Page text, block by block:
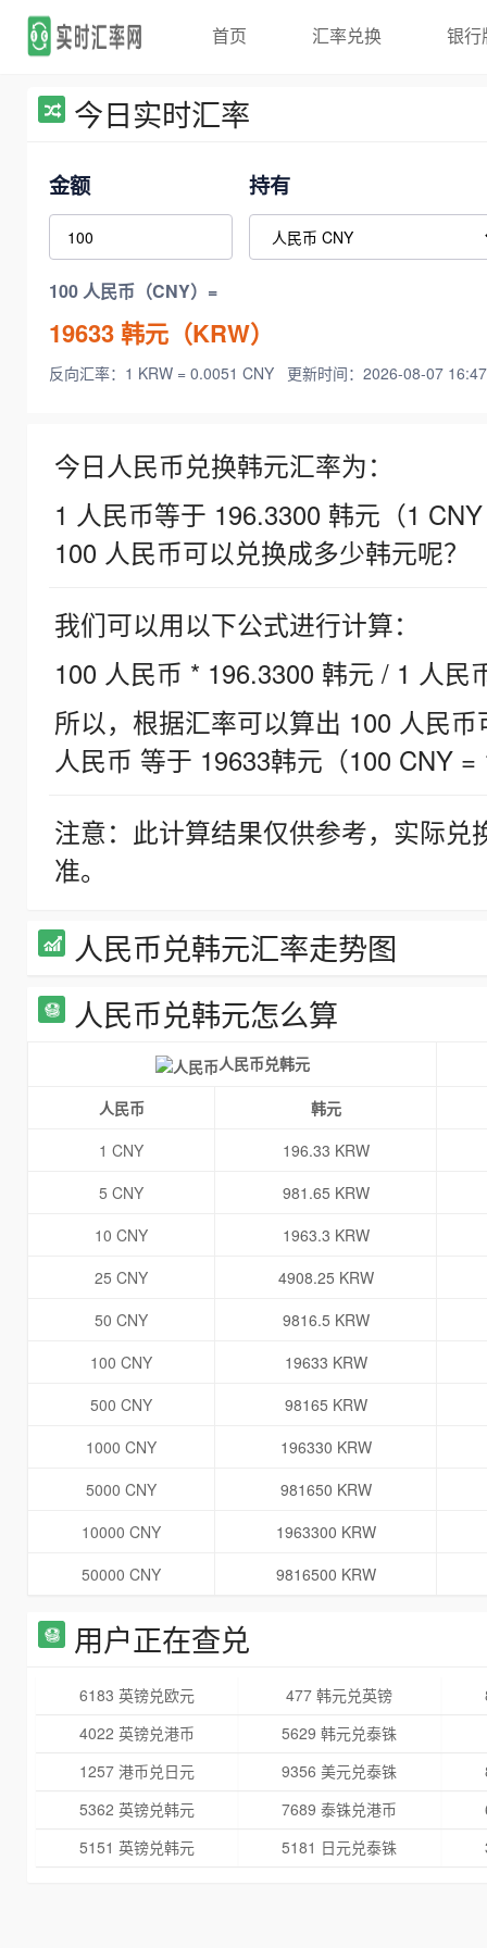
首页 汇率兑换 银行
今日实时汇率
金额 持有
100 人民币（CNY）=
19633韩元（KRW）
反向汇率：1 KRW = 0.0051 CNY 更新时间：2026-08-07
今日人民币兑换韩元汇率为：
1 人民币等于 196.3300 韩元（1
100 人民币可以兑换成多少韩元呢？
我们可以用以下公式进行计算：
100 人民币 * 196.3300 韩元 / 1 人民
所以，根据汇率可以算出 100 人民
人民币 等于 19633韩元（100 CNY =
注意：此计算结果仅供参考，实际
准。
人民币兑韩元汇率走势图
人民币兑韩元怎么算
人民币兑韩元
人民币
韩元
1 CNY
196.33 KRW
5 CNY
981.65 KRW
10 CNY
1963.3 KRW
25 CNY
4908.25 KRW
50 CNY
9816.5 KRW
100 CNY
19633 KRW
500 CNY
98165 KRW
1000 CNY
196330 KRW
5000 CNY
981650 KRW
10000 CNY
1963300 KRW
50000 CNY
9816500 KRW
用户正在查兑
6183 英镑兑欧元 477 韩元兑英镑
4022 英镑兑港币
5629 韩元兑泰铢
1257 港币兑日元
9356 美元兑泰铢
5362 英镑兑韩元
7689 泰铢兑港币
5151 英镑兑韩元
5181 日元兑泰铢